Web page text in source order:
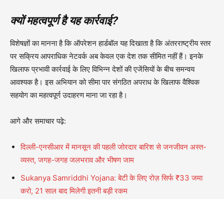
क्यों महत्वपूर्ण है यह कार्रवाई?
विशेषज्ञों का मानना है कि ऑपरेशन हार्डबॉल यह दिखाता है कि अंतरराष्ट्रीय स्तर
पर सक्रिय आपराधिक नेटवर्क अब केवल एक देश तक सीमित नहीं हैं। इनके
खिलाफ प्रभावी कार्रवाई के लिए विभिन्न देशों की एजेंसियों के बीच समन्वय
आवश्यक है। इस अभियान को सीमा पार संगठित अपराध के खिलाफ वैश्विक
सहयोग का महत्वपूर्ण उदाहरण माना जा रहा है।
आगे और समाचार पढ़े:
दिल्ली-एनसीआर में मानसून की पहली जोरदार बारिश से जनजीवन अस्त-
व्यस्त, जगह-जगह जलभराव और भीषण जाम
Sukanya Samriddhi Yojana: बेटी के लिए रोज़ सिर्फ ₹33 जमा
करो, 21 साल बाद मिलेगी इतनी बड़ी रकम